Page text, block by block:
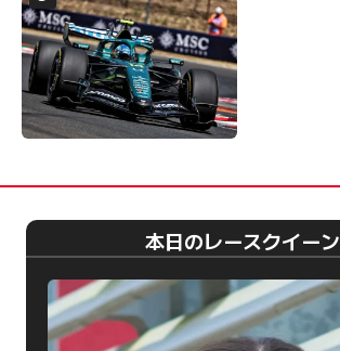
本日のレースクイーン